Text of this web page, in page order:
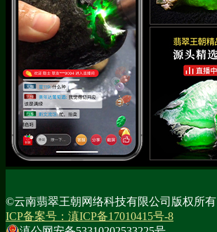
©云南翡翠王朝网络科技有限公司版权所有
ICP备案号：滇ICP备17010415号-8